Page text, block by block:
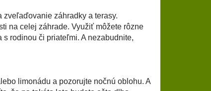
zveľaďovanie záhradky a terasy.
na celej záhrade. Využiť môžete rôzne
rodinou či priateľmi. A nezabudnite,
limonádu a pozorujte nočnú oblohu. A